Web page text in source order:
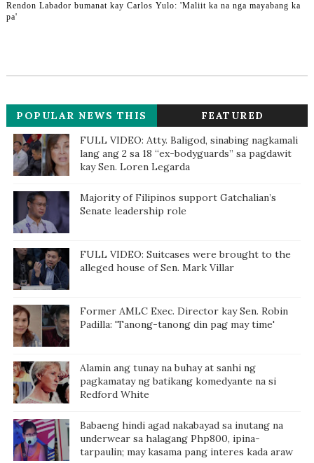
Rendon Labador bumanat kay Carlos Yulo: 'Maliit ka na nga mayabang ka
pa'
POPULAR NEWS THIS
WEEK
FEATURED
FULL VIDEO: Atty. Baligod, sinabing nagkamali
lang ang 2 sa 18 “ex-bodyguards” sa pagdawit
kay Sen. Loren Legarda
Majority of Filipinos support Gatchalian’s
Senate leadership role
FULL VIDEO: Suitcases were brought to the
alleged house of Sen. Mark Villar
Former AMLC Exec. Director kay Sen. Robin
Padilla: 'Tanong-tanong din pag may time'
Alamin ang tunay na buhay at sanhi ng
pagkamatay ng batikang komedyante na si
Redford White
Babaeng hindi agad nakabayad sa inutang na
underwear sa halagang Php800, ipina-
tarpaulin; may kasama pang interes kada araw